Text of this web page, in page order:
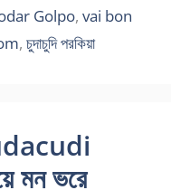
Golpo, vai bon
, চুদাচুদি পরকিয়া
মন ভরে